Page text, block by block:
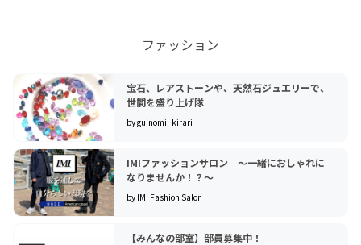
ファッション
宝石、レアストーンや、天然石ジュエリーで、
世間を盛り上げ隊
by guinomi_kirari
IMIファッションサロン 〜一緒におしゃれに
なりませんか！？〜
by IMI Fashion Salon
【みんなの部室】部員募集中！